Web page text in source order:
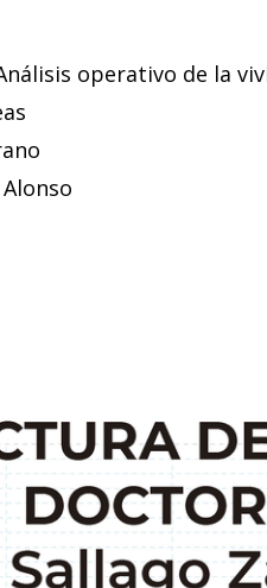
operativo de la